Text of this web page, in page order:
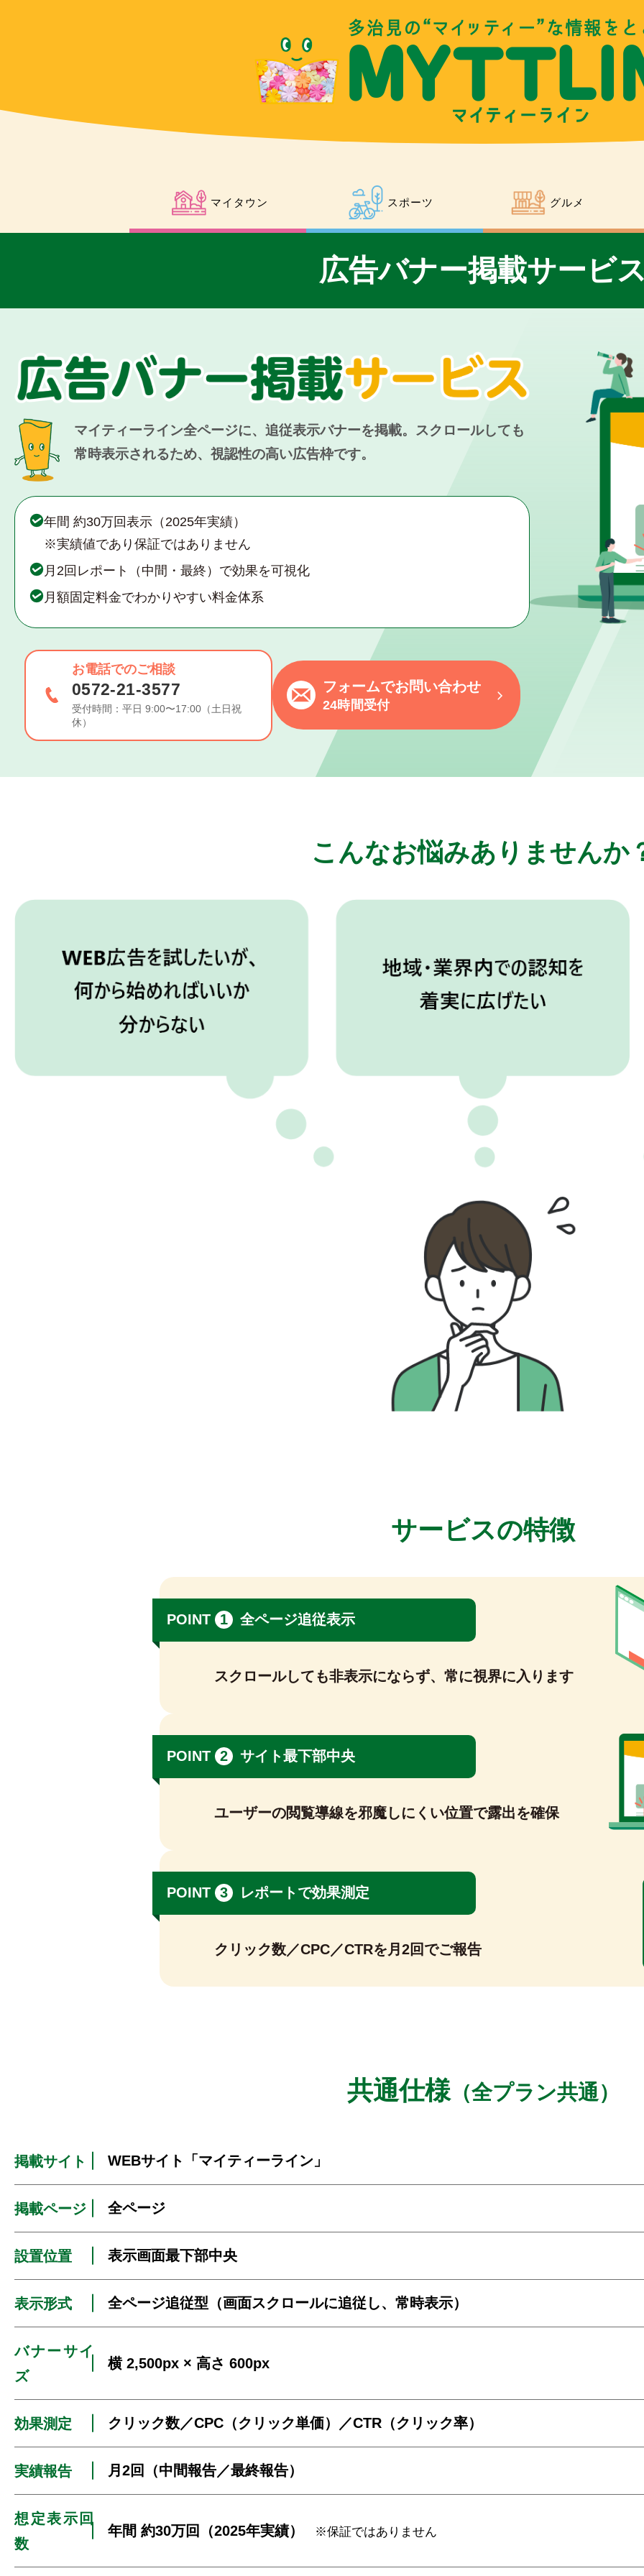
マイタウン スポーツ グルメ
広告バナー掲載サービ
マイティーライン全ページに、追従表示バナーを掲載。スクロールしても
常時表示されるため、視認性の高い広告枠です。
年間 約30万回表示（2025年実績）
※実績値であり保証ではありません
月2回レポート（中間・最終）で効果を可視化
月額固定料金でわかりやすい料金体系
お電話でのご相談
0572-21-3577
受付時間：平日 9:00〜17:00（土日祝
休）
フォームでお問い合わせ
24時間受付
こんなお悩みありませんか
サービスの特徴
POINT 1 全ページ追従表示
スクロールしても非表示にならず、 常に視界に入ります
POINT 2 サイト最下部中央
ユーザーの閲覧導線を邪魔しにくい位置で露出を確保
POINT 3 レポートで効果測定
クリック数／CPC／CTRを 月2回でご報告
共通仕様（全プラン共通）
掲載サイト WEBサイト「マイティーライン」
掲載ページ 全ページ
設置位置 表示画面最下部中央
表示形式 全ページ追従型（画面スクロールに追従し、常時表示）
バナーサイ
ズ
横 2,500px × 高さ 600px
効果測定 クリック数／CPC（クリック単価）／CTR（クリック率）
実績報告 月2回（中間報告／最終報告）
想定表示回
数
年間 約30万回（2025年実績） ※保証ではありません